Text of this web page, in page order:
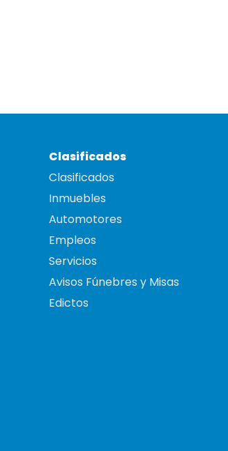
Clasificados
Clasificados
Inmuebles
Automotores
Empleos
Servicios
Avisos Fúnebres y Misas
Edictos